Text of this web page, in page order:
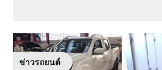
ข่าวรถยนต์